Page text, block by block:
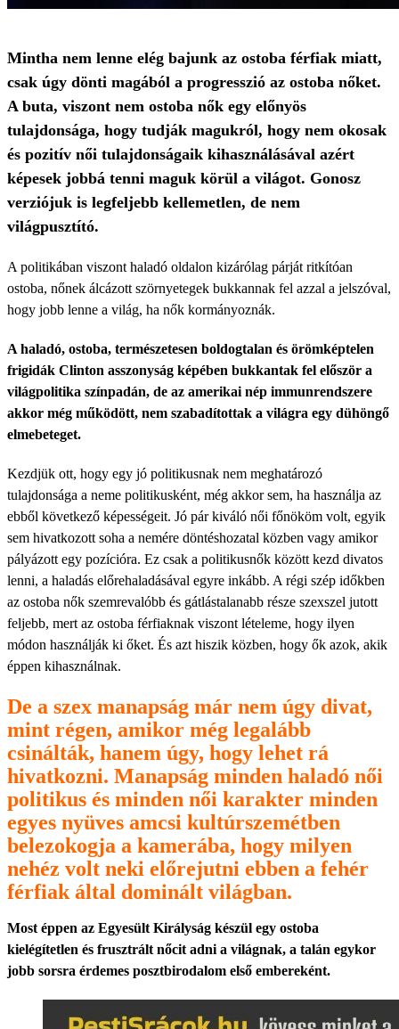
Mintha nem lenne elég bajunk az ostoba férfiak miatt,
csak úgy dönti magából a progresszió az ostoba nőket.
A buta, viszont nem ostoba nők egy előnyös
tulajdonsága, hogy tudják magukról, hogy nem okosak
és pozitív női tulajdonságaik kihasználásával azért
képesek jobbá tenni maguk körül a világot. Gonosz
verziójuk is legfeljebb kellemetlen, de nem
világpusztító.
A politikában viszont haladó oldalon kizárólag párját ritkítóan
ostoba, nőnek álcázott szörnyetegek bukkannak fel azzal a jelszóval,
hogy jobb lenne a világ, ha nők kormányoznák.
A haladó, ostoba, természetesen boldogtalan és örömképtelen
frigidák Clinton asszonyság képében bukkantak fel először a
világpolitika színpadán, de az amerikai nép immunrendszere
akkor még működött, nem szabadítottak a világra egy dühöngő
elmebeteget.
Kezdjük ott, hogy egy jó politikusnak nem meghatározó
tulajdonsága a neme politikusként, még akkor sem, ha használja az
ebből következő képességeit. Jó pár kiváló női főnököm volt, egyik
sem hivatkozott soha a nemére döntéshozatal közben vagy amikor
pályázott egy pozícióra. Ez csak a politikusnők között kezd divatos
lenni, a haladás előrehaladásával egyre inkább. A régi szép időkben
az ostoba nők szemrevalóbb és gátlástalanabb része szexszel jutott
feljebb, mert az ostoba férfiaknak viszont lételeme, hogy ilyen
módon használják ki őket. És azt hiszik közben, hogy ők azok, akik
éppen kihasználnak.
De a szex manapság már nem úgy divat,
mint régen, amikor még legalább
csinálták, hanem úgy, hogy lehet rá
hivatkozni. Manapság minden haladó női
politikus és minden női karakter minden
egyes nyüves amcsi kultúrszemétben
belezokogja a kamerába, hogy milyen
nehéz volt neki előrejutni ebben a fehér
férfiak által dominált világban.
Most éppen az Egyesült Királyság készül egy ostoba
kielégítetlen és frusztrált nőcit adni a világnak, a talán egykor
jobb sorsra érdemes posztbirodalom első embereként.